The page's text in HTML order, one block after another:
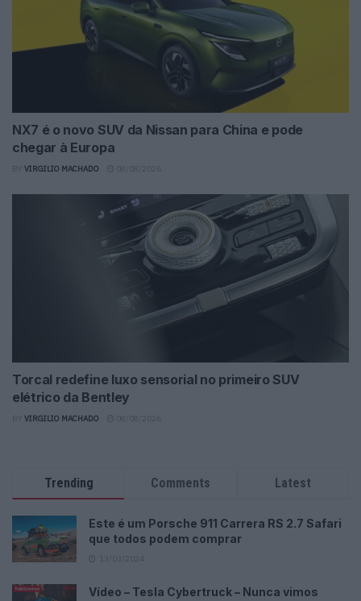
NX7 é o novo SUV da Nissan para China e pode
chegar à Europa
VIRGILIO MACHADO
Torcal redefine luxo sensorial no primeiro SUV
elétrico da Bentley
VIRGILIO MACHADO
Trending Comments Latest
Este é um Porsche 911 Carrera RS 2.7 Safari
que todos podem comprar
Vídeo – Tesla Cybertruck – Nunca vimos